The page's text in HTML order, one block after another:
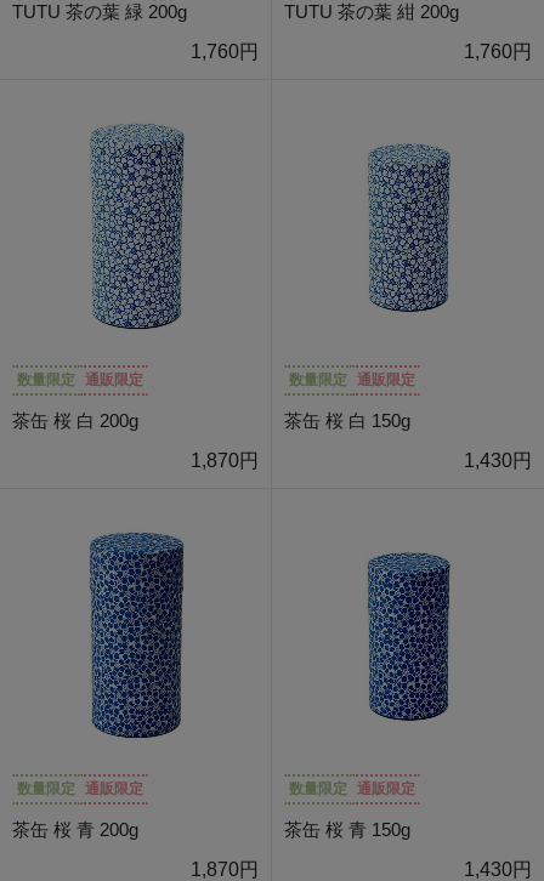
TUTU 茶の葉 緑 200g
1,760円
TUTU 茶の葉 紺 200g
1,760円
数量限定 通販限定
茶缶 桜 白 200g
1,870円
数量限定 通販限定
茶缶 桜 白 150g
1,430円
数量限定 通販限定
茶缶 桜 青 200g
1,870円
数量限定 通販限定
茶缶 桜 青 150g
1,430円